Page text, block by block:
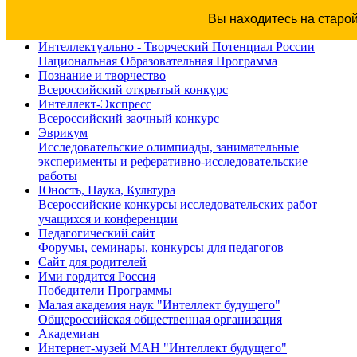
Вы находитесь на
Интеллектуально - Творческий Потенциал России
Национальная Образовательная Программа
Познание и творчество
Всероссийский открытый конкурс
Интеллект-Экспресс
Всероссийский заочный конкурс
Эврикум
Исследовательские олимпиады, занимательные
эксперименты и реферативно-исследовательские
работы
Юность, Наука, Культура
Всероссийские конкурсы исследовательских работ
учащихся и конференции
Педагогический сайт
Форумы, семинары, конкурсы для педагогов
Сайт для родителей
Ими гордится Россия
Победители Программы
Малая академия наук "Интеллект будущего"
Общероссийская общественная организация
Академиан
Интернет-музей МАН "Интеллект будущего"